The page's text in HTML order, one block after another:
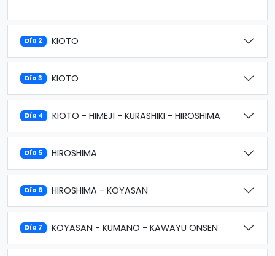
Día 2 KIOTO
Día 3 KIOTO
Día 4 KIOTO - HIMEJI - KURASHIKI - HIROSHIMA
Día 5 HIROSHIMA
Día 6 HIROSHIMA - KOYASAN
Día 7 KOYASAN - KUMANO - KAWAYU ONSEN